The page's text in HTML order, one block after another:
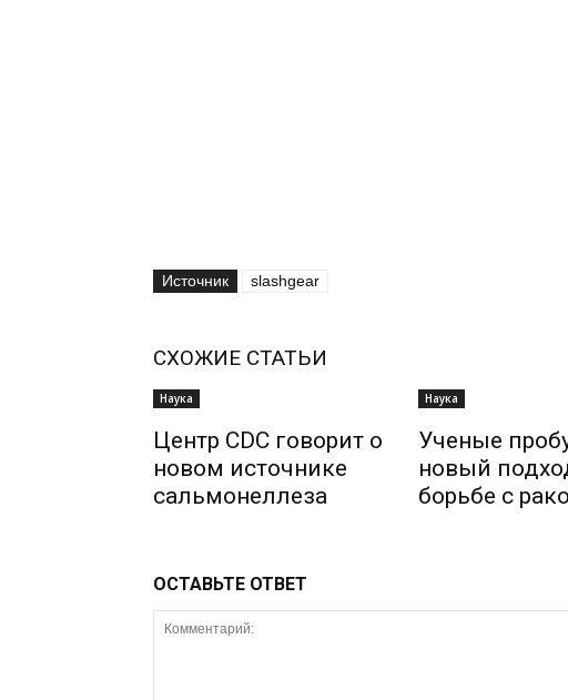
Источник slashgear
СХОЖИЕ СТАТЬИ
Наука
Центр CDC говорит о
новом источнике
сальмонеллеза
Наука
Ученые
новый
борьбе с
ОСТАВЬТЕ ОТВЕТ